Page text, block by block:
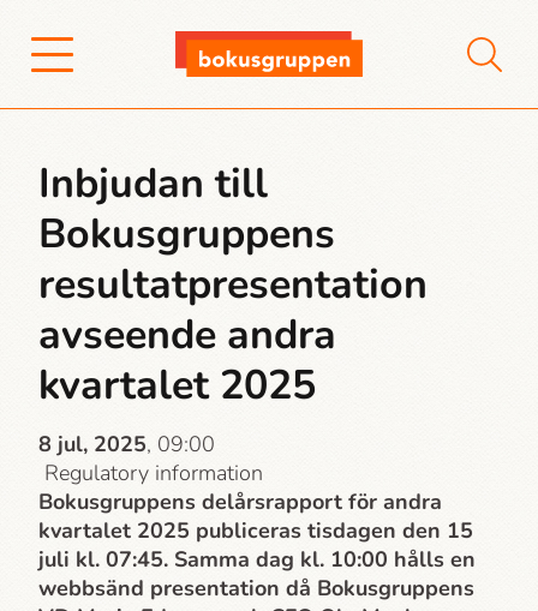
Inbjudan till
Bokusgruppens
resultatpresentation
avseende andra
kvartalet 2025
8 jul, 2025, 09:00
Regulatory information
Bokusgruppens delårsrapport för andra
kvartalet 2025 publiceras tisdagen den 15
juli kl. 07:45. Samma dag kl. 10:00 hålls en
webbsänd presentation då Bokusgruppens